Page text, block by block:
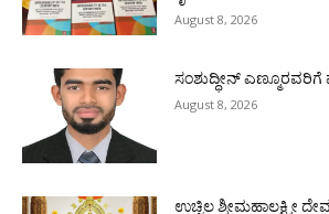
August 8, 2026
ಸಂಶುದ್ಧೀನ್ ಎಣ್ಮೂರವರಿಗೆ
August 8, 2026
ಉಚ್ಚಿಲ ಶ್ರೀಮಹಾಲಕ್ಷ್ಮೀ